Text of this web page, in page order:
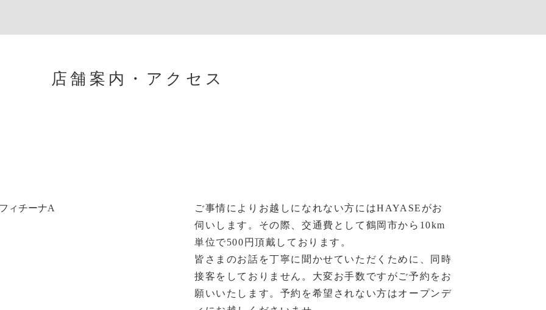
店舗案内・アクセス
ィチーナA
ご事情によりお越しになれない方にはHAYASEがお
伺いします。その際、交通費として鶴岡市から10km
単位で500円頂戴しております。
皆さまのお話を丁寧に聞かせていただくために、同時
接客をしておりません。大変お手数ですがご予約をお
願いいたします。予約を希望されない方はオープンデ